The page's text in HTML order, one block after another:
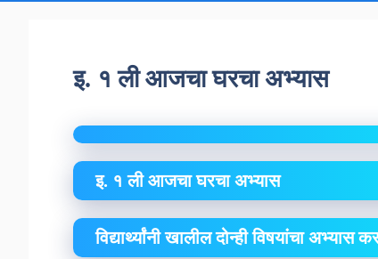
इ. १ ली आजचा घरचा अभ्यास
इ. १ ली आजचा घरचा अभ्यास
विद्यार्थ्यांनी खालील दोन्ही विषयांचा अभ्यास